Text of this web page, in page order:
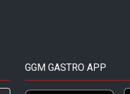
GGM GASTRO APP